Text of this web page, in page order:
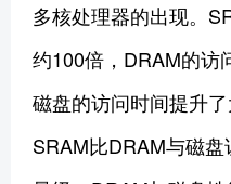
多核处理器的出现。
约100倍，DRAM的访
磁盘的访问时间提升
SRAM比DRAM与磁